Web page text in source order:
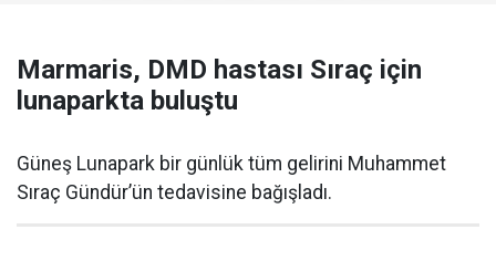
Marmaris, DMD hastası Sıraç için
lunaparkta buluştu
Güneş Lunapark bir günlük tüm gelirini Muhammet
Sıraç Gündür’ün tedavisine bağışladı.